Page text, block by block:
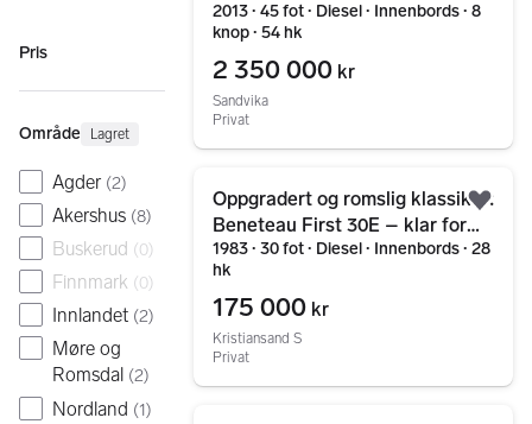
Pris
Område Lagret
Agder (2)
Akershus (8)
Buskerud (0)
Finnmark (0)
Innlandet (2)
Møre og
Romsdal (2)
Nordland (1)
2013 ∙ 45 fot ∙ Diesel ∙ Innenbords ∙ 8
knop ∙ 54 hk
2 350 000 kr
Sandvika
Privat
Oppgradert og romslig klassiker:
Beneteau First 30E – klar for
nye eventyr
1983 ∙ 30 fot ∙ Diesel ∙ Innenbords ∙ 28
hk
175 000 kr
Kristiansand S
Privat